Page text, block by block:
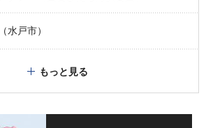
水戸市）
もっと見る